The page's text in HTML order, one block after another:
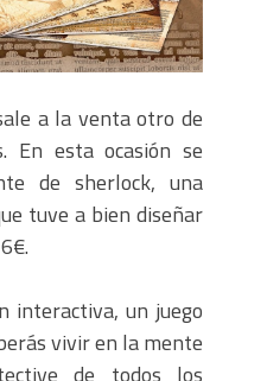
a la venta otro de
En esta ocasión se
de sherlock, una
tuve a bien diseñar
interactiva, un juego
vivir en la mente
de todos los